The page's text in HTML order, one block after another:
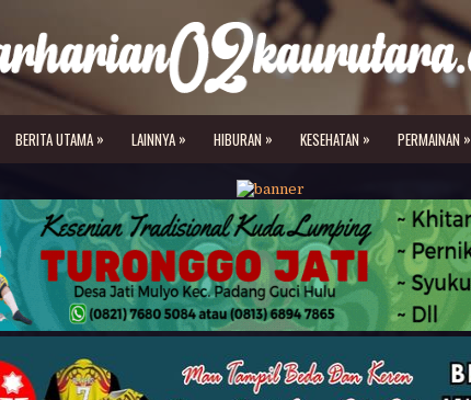
BERITA UTAMA » LAINNYA » HIBURAN » KESEHATAN » PERMAINAN »